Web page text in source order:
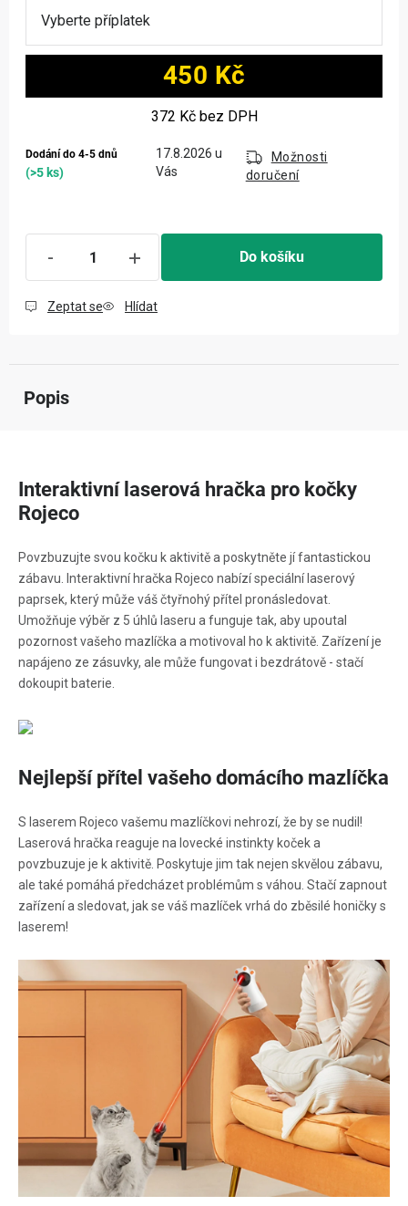
450 Kč
372 Kčbez DPH
Dodání do 4-5 dnů
(>5 ks)
17.8.2026
Možnosti
doručení
Do košíku
Zeptat se Hlídat
Popis
Interaktivní laserová hračka pro kočky
Rojeco
Povzbuzujte svou kočku k aktivitě a poskytněte jí fantastickou
zábavu. Interaktivní hračka Rojeco nabízí speciální laserový
paprsek, který může váš čtyřnohý přítel pronásledovat.
Umožňuje výběr z 5 úhlů laseru a funguje tak, aby upoutal
pozornost vašeho mazlíčka a motivoval ho k aktivitě. Zařízení je
napájeno ze zásuvky, ale může fungovat i bezdrátově - stačí
dokoupit baterie.
Nejlepší přítel vašeho domácího mazlíčka
S laserem Rojeco vašemu mazlíčkovi nehrozí, že by se nudil!
Laserová hračka reaguje na lovecké instinkty koček a
povzbuzuje je k aktivitě. Poskytuje jim tak nejen skvělou zábavu,
ale také pomáhá předcházet problémům s váhou. Stačí zapnout
zařízení a sledovat, jak se váš mazlíček vrhá do zběsilé honičky s
laserem!